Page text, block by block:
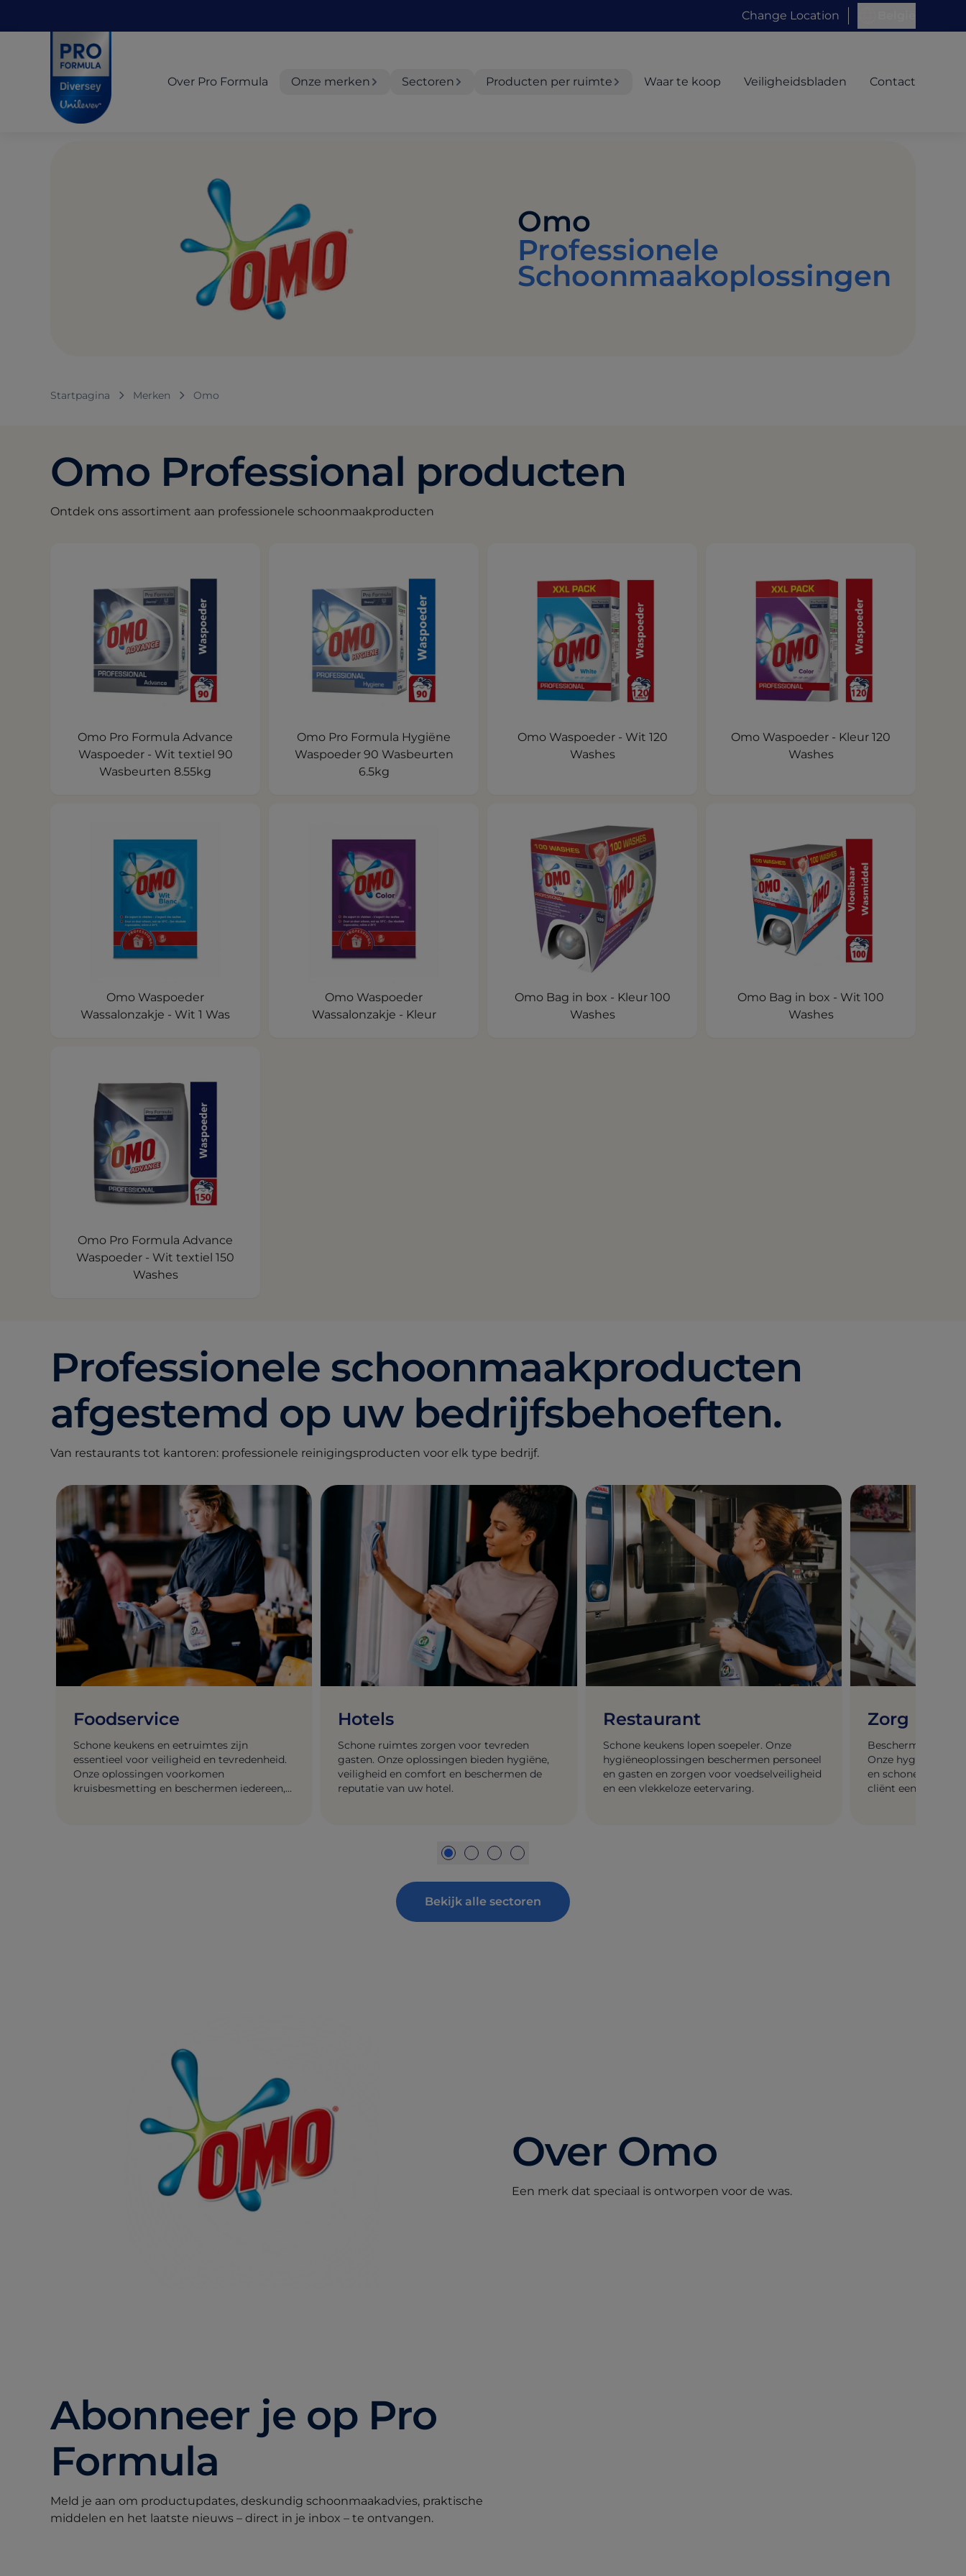
Change Location
Over Pro Formula Onze merken Sectoren Producten per ruimte Waar te koop Veiligheidsbladen Contact
Omo
Professionele
Schoonmaakoplossingen
Startpagina Merken Omo
Omo Professional producten
Ontdek ons assortiment aan professionele schoonmaakproducten
Omo Pro Formula Advance
Waspoeder - Wit textiel 90
Wasbeurten 8.55kg
Omo Pro Formula Hygiëne
Waspoeder 90 Wasbeurten
6.5kg
Omo Waspoeder - Wit 120
Washes
Omo Waspoeder - Kleur 120
Washes
Omo Waspoeder
Wassalonzakje - Wit 1 Was
Omo Waspoeder
Wassalonzakje - Kleur
Omo Bag in box - Kleur 100
Washes
Omo Bag in box - Wit 100
Washes
Omo Pro Formula Advance
Waspoeder - Wit textiel 150
Washes
Professionele schoonmaakproducten
afgestemd op uw bedrijfsbehoeften.
Van restaurants tot kantoren: professionele reinigingsproducten voor elk type bedrijf.
Foodservice
Schone keukens en eetruimtes zijn
essentieel voor veiligheid en tevredenheid.
Onze oplossingen voorkomen
kruisbesmetting en beschermen iedereen,
Hotels
Schone ruimtes zorgen voor tevreden
gasten. Onze oplossingen bieden hygiëne,
veiligheid en comfort en beschermen de
reputatie van uw hotel.
Restaurant
Schone keukens lopen soepeler. Onze
hygiëneoplossingen beschermen personeel
en gasten en zorgen voor voedselveiligheid
en een vlekkeloze eetervaring.
Zorg
Bescherm
Onze
en schone
cliënt een
Bekijk alle sectoren
Over Omo
Een merk dat speciaal is ontworpen voor de was.
Abonneer je op Pro
Formula
Meld je aan om productupdates, deskundig schoonmaakadvies, praktische
middelen en het laatste nieuws – direct in je inbox – te ontvangen.